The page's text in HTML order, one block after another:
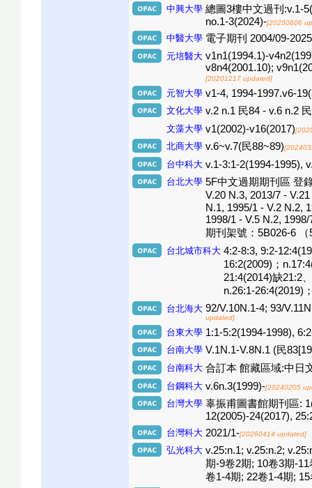
中興大學 總圖3樓中文過刊:v.1-
no.1-3(2024)-[20250606
中醫大學 電子期刊 2004/09-
元培醫大 v1n1(1994.1)-
v8n4(2001.10);
[20201217 updated]
元智大學 v1-4, 1994-1997.v6-
文化大學 v.2 n.1 民84 - v.6 n.2
文藻大學 v1(2002)-v16(2017)
北商大學 v.6~v.7(民88~89)
台中科大 v.1-3:1-2(1994-1995),
台北大學 5F中文過期期刊區 登
V.20 N.3, 2013/7 -
N.1, 1995/1 - V.2 N.2,
1998/1 - V.5 N.2,
期刊架號：5B026-6
台北城市科大 4:2-8:3, 9:2-
16:2(2009)；
21:4(2014)缺21:2
n.26:1-26:4(2019)
台北海大 92/V.10N.1-4; 93/
updated]
台東大學 1:1-5:2(1994-1998),
台南大學 V.1N.1-V.8N.1 (民
台南科大 合訂本 館藏區域:中日
台鋼科大 v.6n.3(1999)-[20240205
台灣大學 辜振甫圖書館期刊區:
12(2005)-24(2017),
台灣科大 2021/1-[20260414 updated]
弘光科大 v.25:n.1; v.25:n.2;
期-9卷2期; 10卷3期-
卷1-4期; 22卷1-4期;